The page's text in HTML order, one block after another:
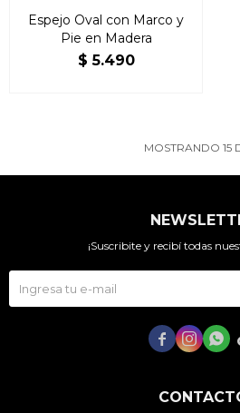
Espejo Oval con Marco y
Pie en Madera
$ 5.490
MOSTRANDO 15
¡Suscribite y recibí todas
  